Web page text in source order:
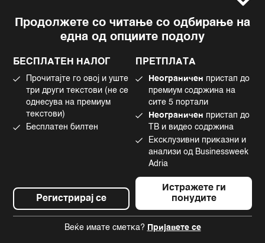
Продолжете со читање со одбирање на
една од опциите подолу
БЕСПЛАТЕН НАЛОГ
Прочитајте го овој и уште
три други текстови (не се
однесува на премиум
текстови)
Бесплатен билтен
Регистрирај се
ПРЕТПЛАТА
Неограничен пристап до
премиум содржина на
сите 5 портали
Неограничен пристап до
ТВ и видео содржина
Ексклузивни приказни и
анализи од Businessweek
Adria
Истражете ги
понудите
Веќе имате сметка? Пријавете се
Импресум
Политика на приватност
Политика за колачиња
Употреба на вештачка интелигенција
Facebook
Instagram
Twitter
Tiktok
BLOOMBERG logo are registered trademarks and service marks of
Bloomberg Finance L.P. or its subsidiaries, displayed with permission
Bloomberg Adria is a Mtel Swiss SA Property
News CMS by Cubes